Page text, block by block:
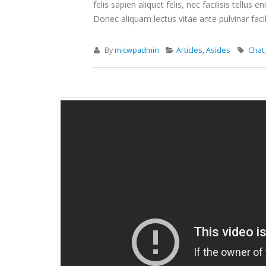
felis sapien aliquet felis, nec facilisis tellus
Donec aliquam lectus vitae ante pulvinar
Bymicwpadmin Articles,Asides Chat,